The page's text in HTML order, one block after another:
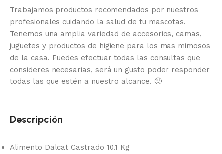
Trabajamos productos recomendados por nuestros
profesionales cuidando la salud de tu mascotas.
Tenemos una amplia variedad de accesorios, camas,
juguetes y productos de higiene para los mas mimosos
de la casa. Puedes efectuar todas las consultas que
consideres necesarias, será un gusto poder responder
todas las que estén a nuestro alcance. 🙂
Descripción
Alimento Dalcat Castrado 10.1 Kg